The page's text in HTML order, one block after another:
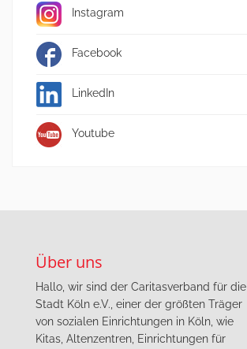
Instagram
Facebook
LinkedIn
Youtube
Über uns
Hallo, wir sind der Caritasverband für die
Stadt Köln e.V., einer der größten Träger
von sozialen Einrichtungen in Köln, wie
Kitas, Altenzentren, Einrichtungen für